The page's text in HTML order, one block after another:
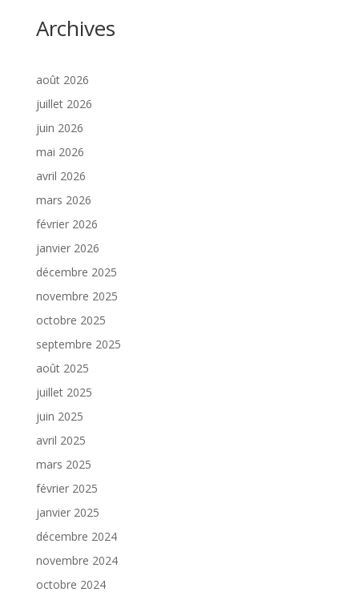
Archives
août 2026
juillet 2026
juin 2026
mai 2026
avril 2026
mars 2026
février 2026
janvier 2026
décembre 2025
novembre 2025
octobre 2025
septembre 2025
août 2025
juillet 2025
juin 2025
avril 2025
mars 2025
février 2025
janvier 2025
décembre 2024
novembre 2024
octobre 2024